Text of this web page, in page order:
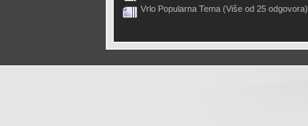
Vrlo Popularna Tema (Više od 25 odgovora)